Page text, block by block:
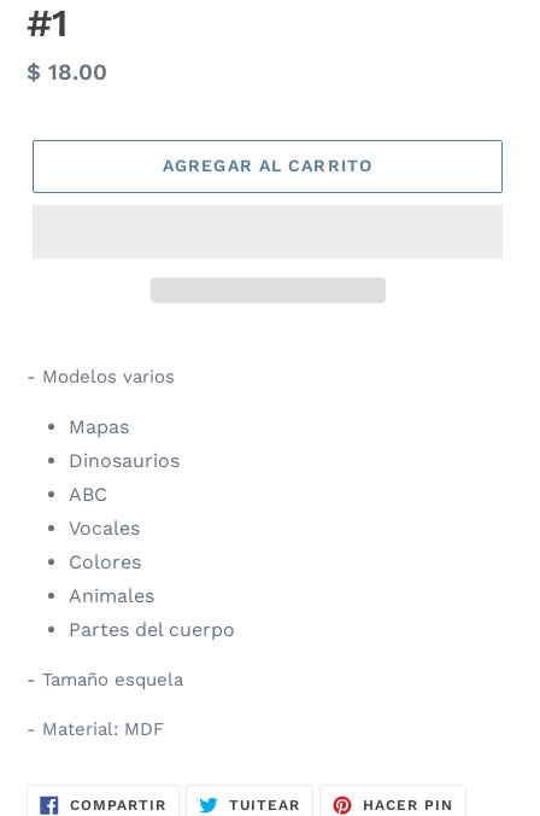
#1
Precio
$ 18.00
AGREGAR AL CARRITO
- Modelos varios
Mapas
Dinosaurios
ABC
Vocales
Colores
Animales
Partes del cuerpo
- Tamaño esquela
- Material: MDF
COMPARTIRCOMPARTIRTUITEAR TUITEARHACER PIN